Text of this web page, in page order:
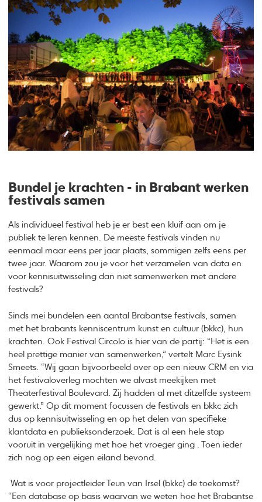
Bundel je krachten - in Brabant werken
festivals samen
Als individueel festival heb je er best een kluif aan om je
publiek te leren kennen. De meeste festivals vinden nu
eenmaal maar eens per jaar plaats, sommigen zelfs eens per
twee jaar. Waarom zou je voor het verzamelen van data en
voor kennisuitwisseling dan niet samenwerken met andere
festivals?
Sinds mei bundelen een aantal Brabantse festivals, samen
met het brabants kenniscentrum kunst en cultuur (bkkc), hun
krachten. Ook Festival Circolo is hier van de partij: “Het is een
heel prettige manier van samenwerken,” vertelt Marc Eysink
Smeets. “Wij gaan bijvoorbeeld over op een nieuw CRM en via
het festivaloverleg mochten we alvast meekijken met
Theaterfestival Boulevard. Zij hadden al met ditzelfde systeem
gewerkt.” Op dit moment focussen de festivals en bkkc zich
dus op kennisuitwisseling en op het delen van specifieke
klantdata en publieksonderzoek. Dat is al een hele stap
vooruit in vergelijking met hoe het vroeger ging . Toen ieder
zich nog op een eigen eiland bevond.
Wat is voor projectleider Teun van Irsel (bkkc) de toekomst?
“Een database op basis waarvan we weten hoe het Brabantse